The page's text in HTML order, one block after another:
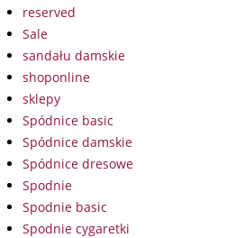
reserved
Sale
sandału damskie
shoponline
sklepy
Spódnice basic
Spódnice damskie
Spódnice dresowe
Spodnie
Spodnie basic
Spodnie cygaretki